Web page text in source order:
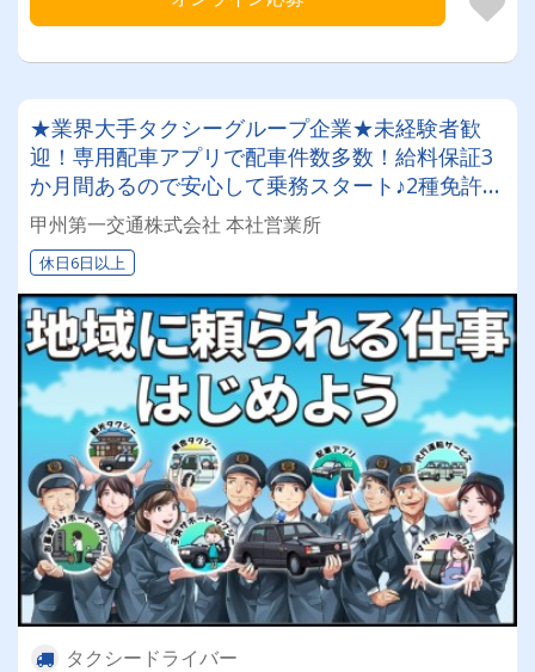
★業界大手タクシーグループ企業★未経験者歓
迎！専用配車アプリで配車件数多数！給料保証3
か月間あるので安心して乗務スタート♪2種免許取
得支援制度も適用有◎
甲州第一交通株式会社 本社営業所
休日6日以上
タクシードライバー